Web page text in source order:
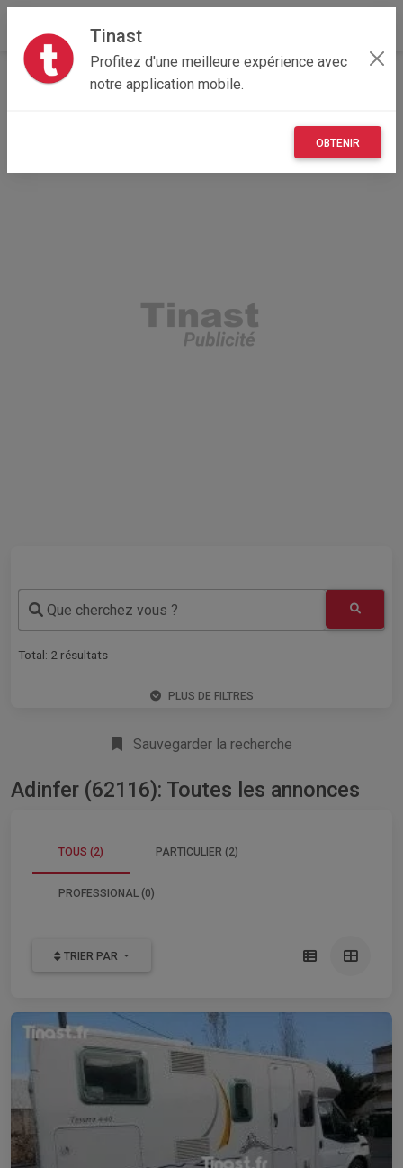
Tinast
Profitez d'une meilleure expérience avec
notre application mobile.
OBTENIR
Accueil Recherche
Hauts-de-France
Que cherchez vous ?
Total: 2 résultats
PLUS DE FILTRES
Sauvegarder la recherche
Adinfer (62116): Toutes les annonces
TOUS (2) PARTICULIER (2)
PROFESSIONAL (0)
TRIER PAR